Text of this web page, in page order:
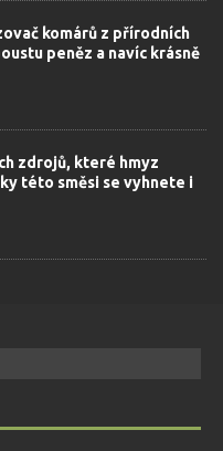
komárů z přírodních
peněz a navíc krásně
zdrojů, které hmyz
této směsi se vyhnete i